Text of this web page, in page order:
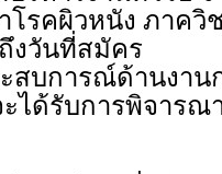
โรคผิวหนัง ภาควิ
งวันที่สมัคร
สบการณ์ด้านงา
ได้รับการพิจารณ